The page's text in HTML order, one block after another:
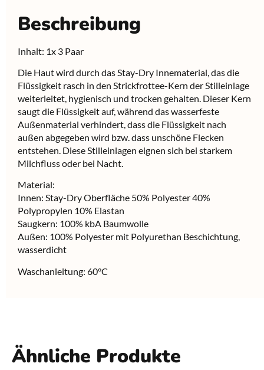
Beschreibung
Inhalt: 1x 3 Paar
Die Haut wird durch das Stay-Dry Innematerial, das die
Flüssigkeit rasch in den Strickfrottee-Kern der Stilleinlage
weiterleitet, hygienisch und trocken gehalten. Dieser Kern
saugt die Flüssigkeit auf, während das wasserfeste
Außenmaterial verhindert, dass die Flüssigkeit nach
außen abgegeben wird bzw. dass unschöne Flecken
entstehen. Diese Stilleinlagen eignen sich bei starkem
Milchfluss oder bei Nacht.
Material:
Innen: Stay-Dry Oberfläche 50% Polyester 40%
Polypropylen 10% Elastan
Saugkern: 100% kbA Baumwolle
Außen: 100% Polyester mit Polyurethan Beschichtung,
wasserdicht
Waschanleitung: 60°C
Ähnliche Produkte